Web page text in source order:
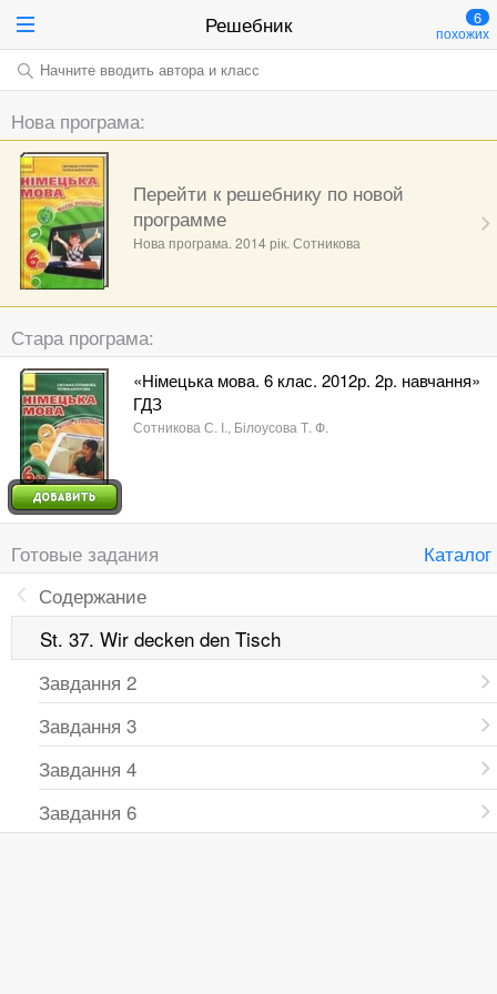
Решебник 6
похожих
Начните вводить автора и класс
Нова програма:
Перейти к решебнику по новой
программе
Нова програма. 2014 рік. Сотникова
Стара програма:
«Німецька мова. 6 клас. 2012р. 2р. навчання»
ГДЗ
Сотникова С. І., Білоусова Т. Ф.
Готовые задания
Каталог
Содержание
St. 37. Wir decken den Tisch
Завдання 2
Завдання 3
Завдання 4
Завдання 6